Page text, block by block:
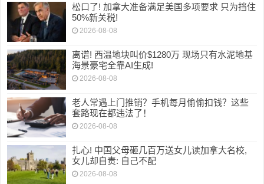
松口了! 加拿大准备满足美国多项要求 只为挡住
50%新关税!
2026-08-08
离谱! 西温地块叫价$1280万 现场只有水泥地基
海景豪宅全靠AI生成!
2026-08-08
老人常遇上门推销？手机每月偷偷扣钱？这些
套路现在都违法了！
2026-08-08
扎心! 中国父母砸几百万送女儿读加拿大名校,
女儿却自责: 自己不配
2026-08-08